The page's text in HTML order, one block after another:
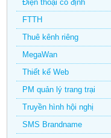
Điện thoại cố định
FTTH
Thuê kênh riêng
MegaWan
Thiết kế Web
PM quản lý trang trại
Truyền hình hội nghị
SMS Brandname